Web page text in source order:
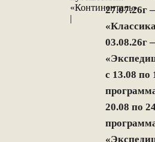
27.07.26г
03.08.26г
с 13.08 по
20.08 по